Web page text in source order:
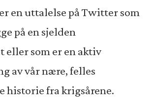
en uttalelse på Twitter som
på en sjelden
eller som er en aktiv
av vår nære, felles
historie fra krigsårene.